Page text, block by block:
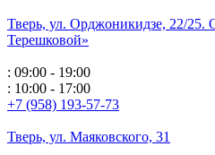
Тверь, ул. Орджоникидзе, 22/25.
Терешковой»
: 09:00 - 19:00
: 10:00 - 17:00
+7 (958) 193-57-73
Тверь, ул. Маяковского, 31